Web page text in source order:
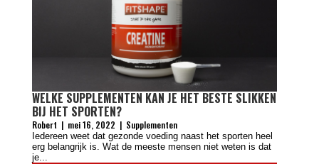
WELKE SUPPLEMENTEN KAN JE HET BESTE SLIKKEN
BIJ HET SPORTEN?
Robert | mei 16, 2022 | Supplementen
Iedereen weet dat gezonde voeding naast het sporten heel
erg belangrijk is. Wat de meeste mensen niet weten is dat
je...